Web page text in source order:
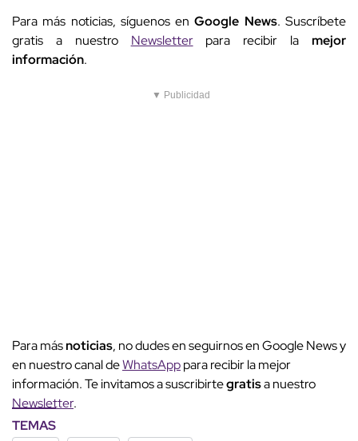
Para más noticias, síguenos enGoogle News. Suscríbete
gratis a nuestro Newsletterpara recibir lamejor
información.
▼ Publicidad
Para másnoticias, no dudes en seguirnos en Google News y
en nuestro canal deWhatsApppara recibir la mejor
información. Te invitamos a suscribirtegratisa nuestro
Newsletter.
TEMAS